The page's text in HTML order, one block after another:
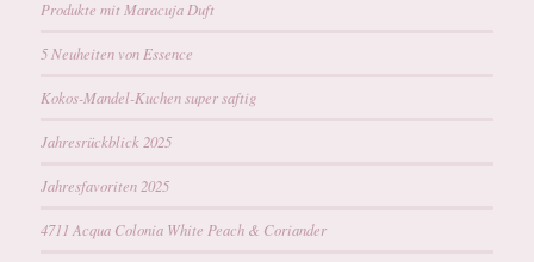
Produkte mit Maracuja Duft
5 Neuheiten von Essence
Kokos-Mandel-Kuchen super saftig
Jahresrückblick 2025
Jahresfavoriten 2025
4711 Acqua Colonia White Peach & Coriander